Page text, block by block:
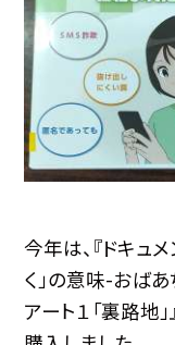
今年は、『ドキュ
く」の意味-おば
アート１「裏路地